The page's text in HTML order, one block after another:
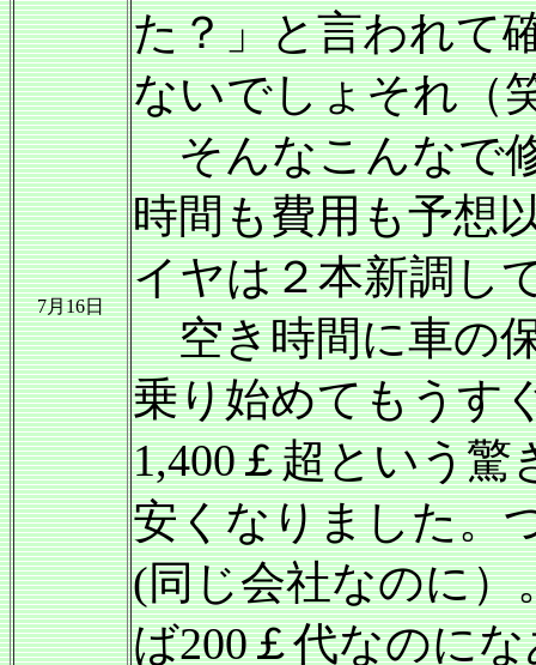
7月16日
た？」と言われて
ないでしょそれ（
そんなこんなで
時間も費用も予想
イヤは２本新調し
空き時間に車の
乗り始めてもうす
1,400￡超という驚
安くなりました。
(同じ会社なのに）
ば200￡代なのに